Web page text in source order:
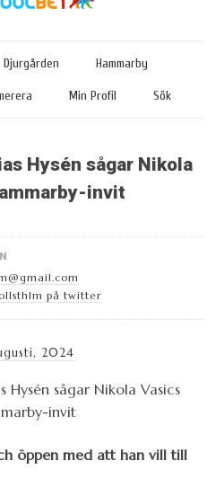
Djurgården Hammarby
Min Profil Sök
Hysén sågar Nikola
invit
på twitter
2024
öppen med att han vill till